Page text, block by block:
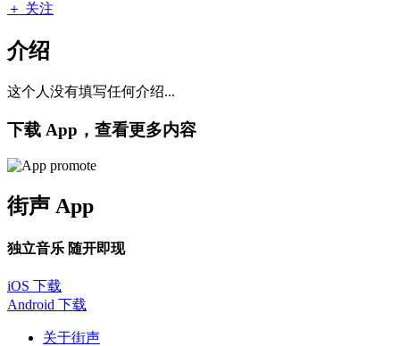
＋ 关注
介绍
这个人没有填写任何介绍...
下载 App，查看更多内容
街声 App
独立音乐 随开即现
iOS 下载
Android 下载
关于街声